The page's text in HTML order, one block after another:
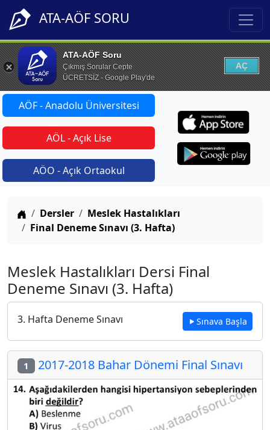
ATA-AÖF SORU
ATA-AÖF Soru
Çıkmış Sorular Cepte
ÜCRETSİZ - Google Play'de
AÇ
AÖF - Anadolu Üniversitesi
AÖL - Açık Lise
AÖO - Açık Ortaokul
Anasayfa
Dersler
Meslek Hastalıkları
Final Deneme Sınavı (3. Hafta)
Meslek Hastalıkları Dersi Final
Deneme Sınavı (3. Hafta)
3. Hafta Deneme Sınavı Sınava Başla
1 2017-2018 Bahar Dönemi Final Sınavı